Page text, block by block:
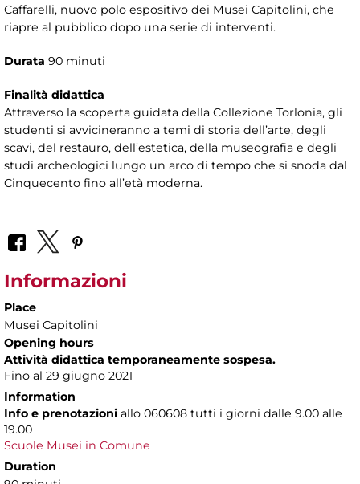
Caffarelli, nuovo polo espositivo dei Musei Capitolini, che
riapre al pubblico dopo una serie di interventi.
Durata 90 minuti
Finalità didattica
Attraverso la scoperta guidata della Collezione Torlonia, gli
studenti si avvicineranno a temi di storia dell’arte, degli
scavi, del restauro, dell’estetica, della museografia e degli
studi archeologici lungo un arco di tempo che si snoda dal
Cinquecento fino all’età moderna.
Informazioni
Place
Musei Capitolini
Opening hours
Attività didattica temporaneamente sospesa.
Fino al 29 giugno 2021
Information
Info e prenotazioni allo 060608 tutti i giorni dalle 9.00 alle
19.00
Scuole Musei in Comune
Duration